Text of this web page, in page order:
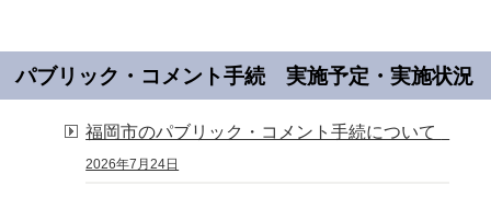
パブリック・コメント手続 実施予定・実施状況
福岡市のパブリック・コメント手続について
2026年7月24日